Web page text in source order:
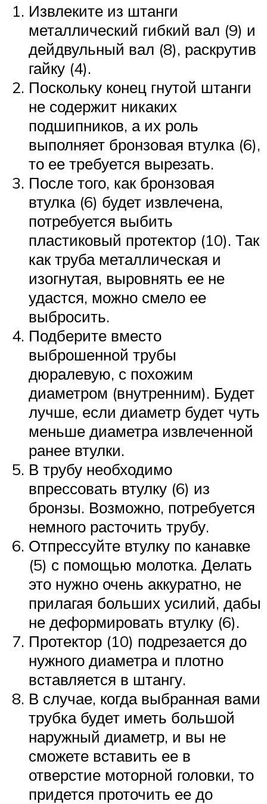
Извлеките из штанги
металлический гибкий вал (9) и
дейдвульный вал (8), раскрутив
гайку (4).
Поскольку конец гнутой штанги
не содержит никаких
подшипников, а их роль
выполняет бронзовая втулка (6),
то ее требуется вырезать.
После того, как бронзовая
втулка (6) будет извлечена,
потребуется выбить
пластиковый протектор (10). Так
как труба металлическая и
изогнутая, выровнять ее не
удастся, можно смело ее
выбросить.
Подберите вместо
выброшенной трубы
дюралевую, с похожим
диаметром (внутренним). Будет
лучше, если диаметр будет чуть
меньше диаметра извлеченной
ранее втулки.
В трубу необходимо
впрессовать втулку (6) из
бронзы. Возможно, потребуется
немного расточить трубу.
Отпрессуйте втулку по канавке
(5) с помощью молотка. Делать
это нужно очень аккуратно, не
прилагая больших усилий, дабы
не деформировать втулку (6).
Протектор (10) подрезается до
нужного диаметра и плотно
вставляется в штангу.
В случае, когда выбранная вами
трубка будет иметь большой
наружный диаметр, и вы не
сможете вставить ее в
отверстие моторной головки, то
придется проточить ее до